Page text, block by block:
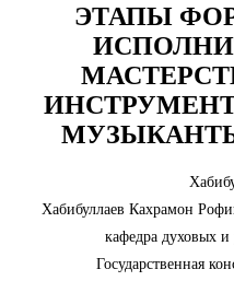
ЭТАПЫ
МУЗЫКАНТЫ
Хабибуллаев Кахрамон
кафедра духовых и
Государственная